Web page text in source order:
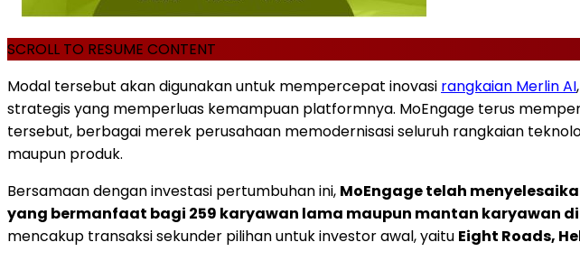
SCROLL TO RESUME CONTENT
Modal tersebut akan digunakan untuk mempercepat inovasi rangkaian Merlin AI
strategis yang memperluas kemampuan platformnya. MoEngage terus
tersebut, berbagai merek perusahaan memodernisasi seluruh rangkaian
maupun produk.
Bersamaan dengan investasi pertumbuhan ini, MoEngage telah
yang bermanfaat bagi 259 karyawan lama maupun mantan karyawan
mencakup transaksi sekunder pilihan untuk investor awal, yaitu Eight Roads,